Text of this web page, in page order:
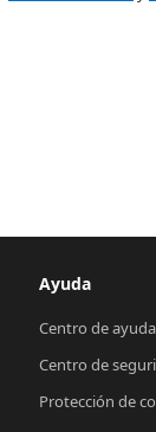
Ayuda
Centro de
Centro de
Protección de